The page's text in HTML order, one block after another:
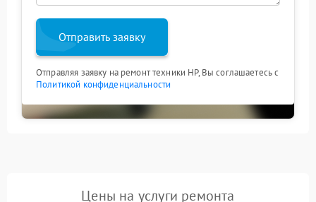
Отправить заявку
Отправляя заявку на ремонт техники HP, Вы соглашаетесь с
Политикой конфиденциальности
Цены на услуги ремонта